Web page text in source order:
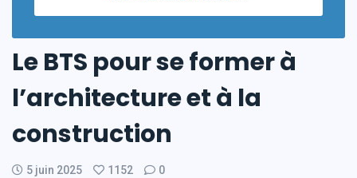
Le BTS pour se former à
l’architecture et à la
construction
5 juin 2025 1152
0